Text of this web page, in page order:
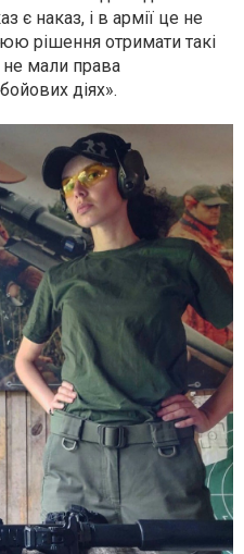
є наказ, і в армії це не
рішення отримати такі
не мали права
діях».